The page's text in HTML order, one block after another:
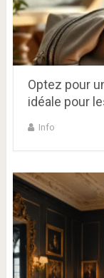
Optez pour
idéale pour
Info